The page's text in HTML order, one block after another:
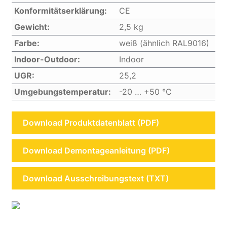
Konformitätserklärung:
CE
Gewicht:
2,5 kg
Farbe:
weiß (ähnlich RAL9016)
Indoor-Outdoor:
Indoor
UGR:
25,2
Umgebungstemperatur:
-20 … +50 °C
Download Produktdatenblatt (PDF)
Download Demontageanleitung (PDF)
Download Ausschreibungstext (TXT)